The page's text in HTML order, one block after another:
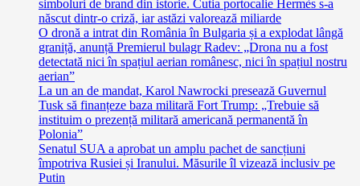
simboluri de brand din istorie. Cutia portocalie Hermès s-a
născut dintr-o criză, iar astăzi valorează miliarde
O dronă a intrat din România în Bulgaria și a explodat lângă
graniță, anunță Premierul bulagr Radev: „Drona nu a fost
detectată nici în spațiul aerian românesc, nici în spațiul nostru
aerian”
La un an de mandat, Karol Nawrocki presează Guvernul
Tusk să finanțeze baza militară Fort Trump: „Trebuie să
instituim o prezență militară americană permanentă în
Polonia”
Senatul SUA a aprobat un amplu pachet de sancțiuni
împotriva Rusiei și Iranului. Măsurile îl vizează inclusiv pe
Putin